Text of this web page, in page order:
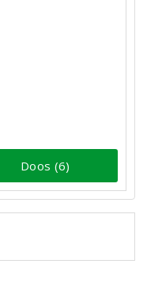
Doos (6)